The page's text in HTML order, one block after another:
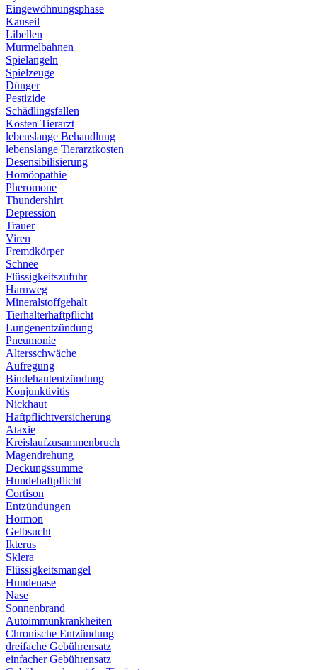
Eingewöhnungsphase
Kauseil
Libellen
Murmelbahnen
Spielangeln
Spielzeuge
Dünger
Pestizide
Schädlingsfallen
Kosten Tierarzt
lebenslange Behandlung
lebenslange Tierarztkosten
Desensibilisierung
Homöopathie
Pheromone
Thundershirt
Depression
Trauer
Viren
Fremdkörper
Schnee
Flüssigkeitszufuhr
Harnweg
Mineralstoffgehalt
Tierhalterhaftpflicht
Lungenentzündung
Pneumonie
Altersschwäche
Aufregung
Bindehautentzündung
Konjunktivitis
Nickhaut
Haftpflichtversicherung
Ataxie
Kreislaufzusammenbruch
Magendrehung
Deckungssumme
Hundehaftpflicht
Cortison
Entzündungen
Hormon
Gelbsucht
Ikterus
Sklera
Flüssigkeitsmangel
Hundenase
Nase
Sonnenbrand
Autoimmunkrankheiten
Chronische Entzündung
dreifache Gebührensatz
einfacher Gebührensatz